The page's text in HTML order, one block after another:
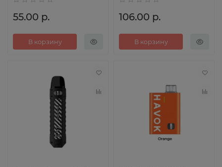
55.00 р.
В корзину
106.00 р.
В корзину